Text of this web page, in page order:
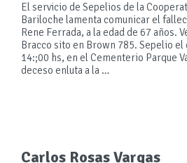
El servicio de Sepelios de la
Bariloche lamenta comunicar el
Rene Ferrada, a la edad de 67 años.
Bracco sito en Brown 785. Sepelio el
14:;00 hs, en el Cementerio Parque
deceso enluta a la …
Carlos Rosas Vargas